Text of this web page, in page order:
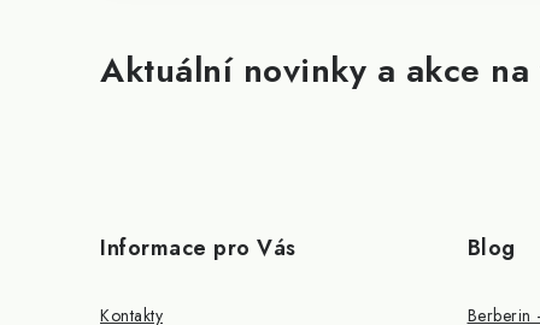
Aktuální novinky a akce na
Informace pro Vás
Kontakty
Blog
Berberin